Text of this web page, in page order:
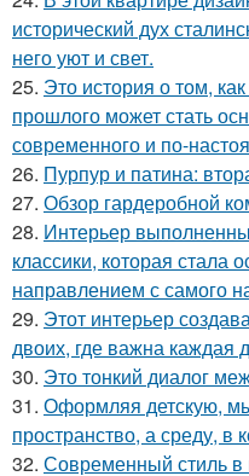
исторический дух
него уют и свет.
25. Это история о том,
прошлого может стать
современного и по-
26. Пурпур и патина:
27. Обзор гардеробной
28. Интерьер
классики, которая стала
направлением с самого
29. Этот интерьер
двоих, где важна каждая
30. Это тонкий диалог
31. Оформляя детскую,
пространство, а среду, в
32. Современный стиль